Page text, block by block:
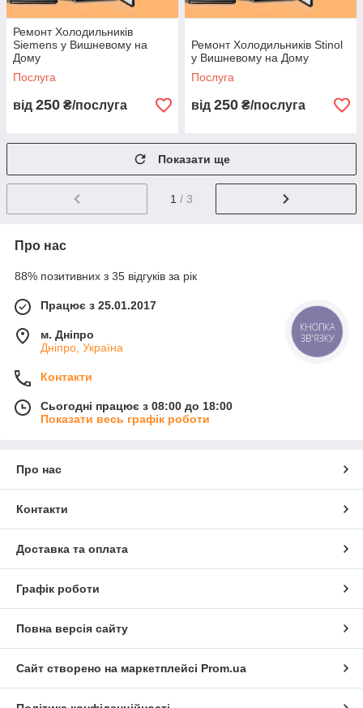
Ремонт Холодильників
Siemens у Вишневому на
Дому
Послуга
від 250 ₴/послуга
Ремонт Холодильників Stinol
у Вишневому на Дому
Послуга
від 250 ₴/послуга
Показати ще
1 / 3
Про нас
88% позитивних з 35 відгуків за рік
Працює з 25.01.2017
м. Дніпро
Дніпро, Україна
Контакти
Сьогодні працює з 08:00 до 18:00
Показати весь графік роботи
Про нас
Контакти
Доставка та оплата
Графік роботи
Повна версія сайту
Сайт створено на маркетплейсі Prom.ua
КНОПКА
ЗВ'ЯЗКУ